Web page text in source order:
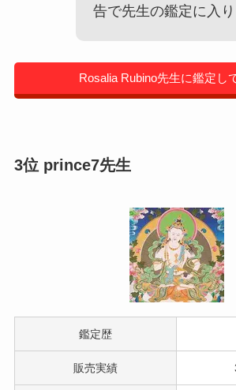
告で先生の鑑定に入り
Rosalia Rubino先生に鑑定し
3位 prince7先生
鑑定歴
販売実績